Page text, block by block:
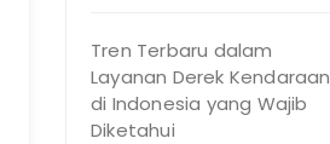
Tren Terbaru dalam
Layanan Derek Kendaraan
di Indonesia yang Wajib
Diketahui